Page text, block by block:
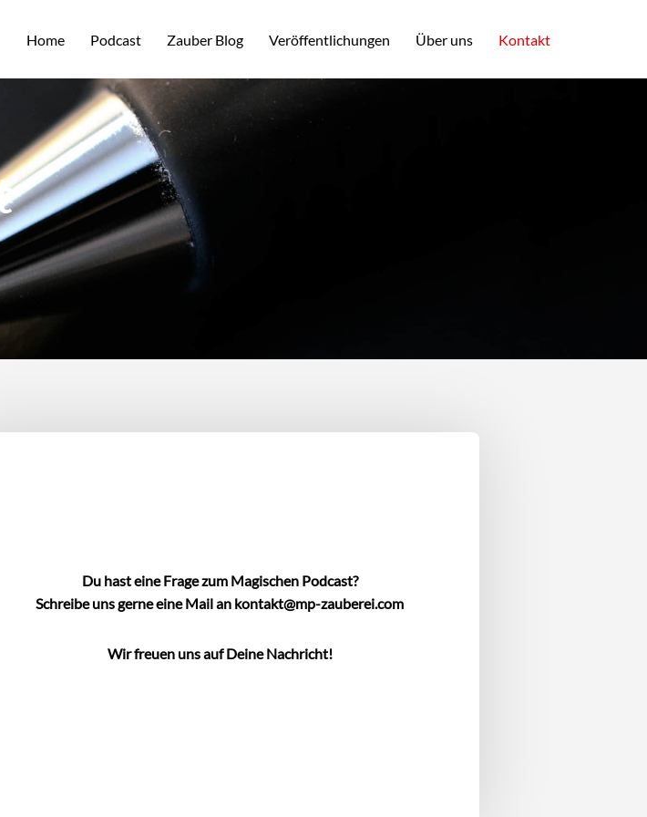
Home Podcast Zauber Blog Veröffentlichungen Über uns Kontakt
Du hast eine Frage zum Magischen Podcast?
Schreibe uns gerne eine Mail an kontakt@mp-zauberei.com
Wir freuen uns auf Deine Nachricht!